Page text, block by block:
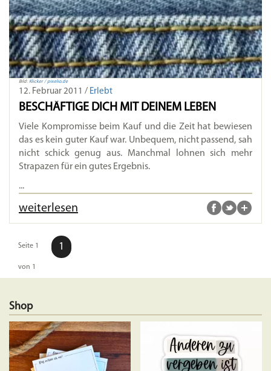
Bild: Klicker / pixelio.de
12. Februar 2011 / Erlebt
BESCHÄFTIGE DICH MIT DEINEM LEBEN
Viele Kompromisse beim Kauf und die Zeit hat bewiesen
das es kein guter Kauf war. Unbequem, nicht passend, sah
nicht schick genug aus. Manchmal lohnen sich mehr
Strapazen für ein gutes Ergebnis.
...
weiterlesen
Seite 1
von 1
1
Shop